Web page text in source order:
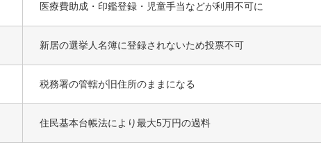
医療費助成・印鑑登録・児童手当などが利用不可に
新居の選挙人名簿に登録されないため投票不可
税務署の管轄が旧住所のままになる
住民基本台帳法により最大5万円の過料